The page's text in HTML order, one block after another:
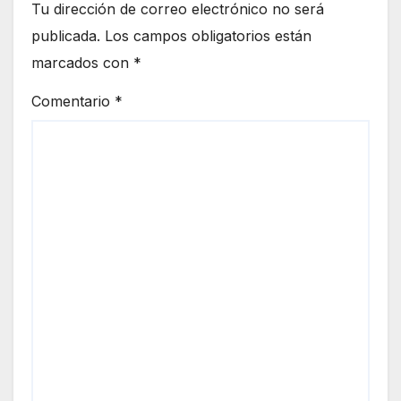
Tu dirección de correo electrónico no será
publicada. Los campos obligatorios están
marcados con *
Comentario *